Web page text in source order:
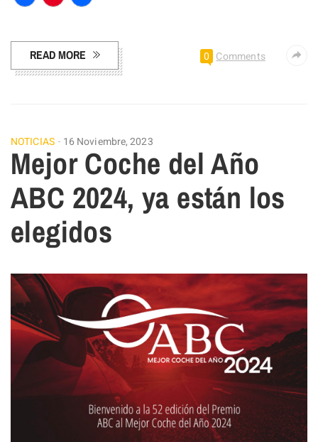
Facebook
Pinterest
Compartir
READ MORE 0 Comments
NOTICIAS 16 Noviembre, 2023
Mejor Coche del Año
ABC 2024, ya están los
elegidos